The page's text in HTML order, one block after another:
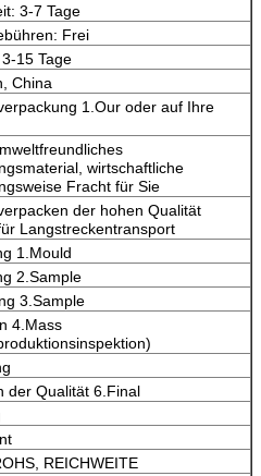
3-7 Tage
Frei
15 Tage
China
1.Our oder auf Ihre
wirtschaftliche
Fracht für Sie
der hohen Qualität
Langstreckentransport
1.Mould
2.Sample
3.Sample
4.Mass
der Qualität 6.Final
REICHWEITE